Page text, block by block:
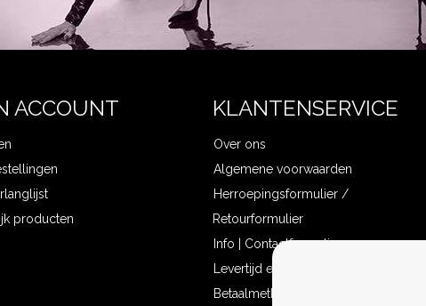
ACCOUNT
producten
KLANTENSERVICE
Over ons
Algemene voorwaarden
Herroepingsformulier /
Retourformulier
Info | Contactformulier
Levertijd en verzendkosten
Betaalmethoden